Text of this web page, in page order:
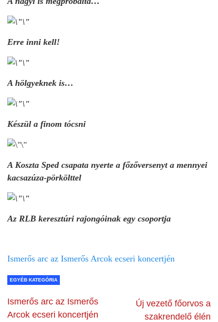
Erre inni kell!
A hölgyeknek is…
Készül a finom tócsni
A Koszta Sped csapata nyerte a főzőversenyt a mennyei
kacsazúza-pörkölttel
Az RLB keresztúri rajongóinak egy csoportja
Ismerős arc az Ismerős Arcok ecseri koncertjén
EGYÉB KATEGÓRIA
Ismerős arc az Ismerős
Arcok ecseri koncertjén
Új vezető főorvos a
szakrendelő élén